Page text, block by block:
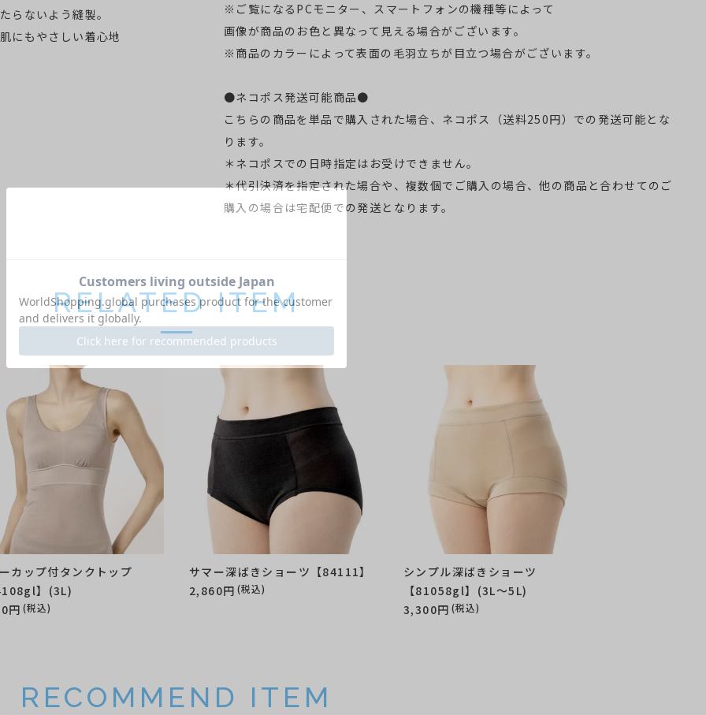
らないよう縫製。
にもやさしい着心地
※ご覧になるPCモニター、スマートフォンの機種等によって
画像が商品のお色と異なって見える場合がございます。
※商品のカラーによって表面の毛羽立ちが目立つ場合がございます。
●ネコポス発送可能商品●
こちらの商品を単品で購入された場合、ネコポス（送料250円）での発送可能とな
ります。
＊ネコポスでの日時指定はお受けできません。
＊代引決済を指定された場合や、複数個でご購入の場合、他の商品と合わせてのご
購入の場合は宅配便での発送となります。
RELATED ITEM
カップ付タンクトップ
】(3L)
円 (税込)
サマー深ばきショーツ【84111】
2,860円 (税込)
シンプル深ばきショーツ
【81058gl】(3L～5L)
3,300円 (税込)
RECOMMEND ITEM